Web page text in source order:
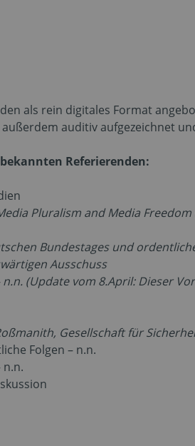
als rein digitales Format
auditiv aufgezeichnet
Referierenden:
Pluralism and Media Freedom
Bundestages und
Ausschuss
n.n. (Update vom 8.April: Dieser
Gesellschaft für
Folgen – n.n.